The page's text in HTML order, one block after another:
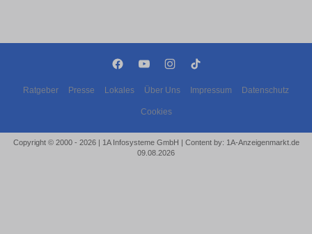
Ratgeber Presse Lokales Über Uns Impressum Datenschutz
Cookies
Copyright © 2000 - 2026 | 1A Infosysteme GmbH | Content by: 1A-Anzeigenmarkt.de
09.08.2026